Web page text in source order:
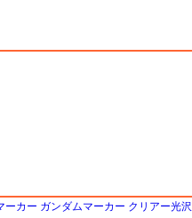
ーカー ガンダムマーカー クリアー光沢